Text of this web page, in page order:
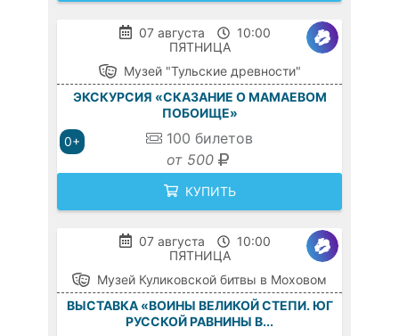
07 августа
10:00
ПЯТНИЦА
0+
Музей "Тульские древности"
ЭКСКУРСИЯ «СКАЗАНИЕ О МАМАЕВОМ
ПОБОИЩЕ»
100 билетов
от 500
КУПИТЬ
07 августа
10:00
ПЯТНИЦА
Музей Куликовской битвы в Моховом
ВЫСТАВКА «ВОИНЫ ВЕЛИКОЙ СТЕПИ. ЮГ
РУССКОЙ РАВНИНЫ В...